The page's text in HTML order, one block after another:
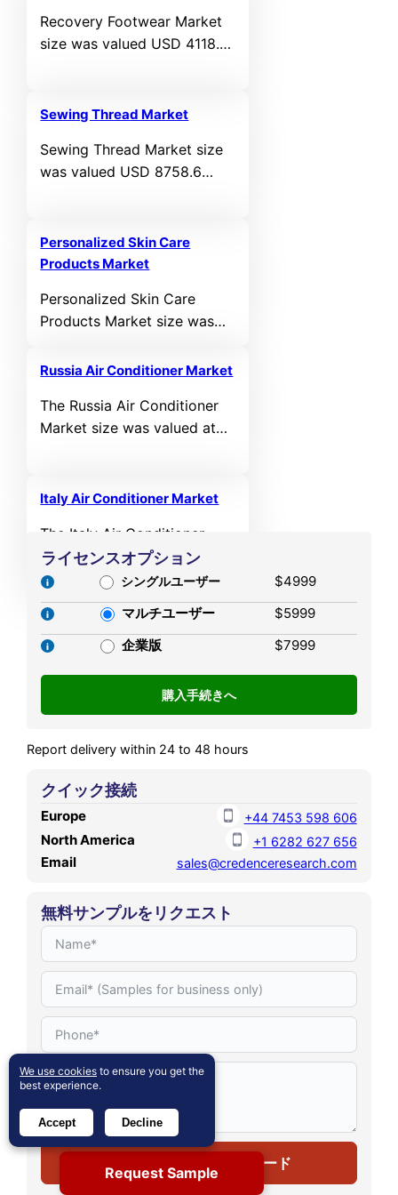
during the forecast period.
Recovery Footwear Market
size was valued USD 4118.6
6862.48 million by 2032, at
forecast period.
Sewing Thread Market
Sewing Thread Market size
was valued USD 8758.6
12266.18 million by 2032, at
a CAGR of 4.3% during the
Personalized Skin Care
Products Market
Personalized Skin Care
Products Market size was
in 2024 and is anticipated to
by 2032, at a CAGR of
7.89% during the forecast
Russia Air Conditioner Market
The Russia Air Conditioner
Market size was valued at
MN in 2025. It is anticipated
of 4.8% from 2025 to 2032.
Italy Air Conditioner Market
The Italy Air Conditioner
Market size was valued at
USD 2,329.47 MN in 2021
and reached USD 2,812.26
MN in 2025. It is anticipated
to reach USD 3,992.62 MN
of 5.13% from 2025 to 2032.
ライセンスオプション
シングルユーザー
$4999
マルチユーザー
$5999
企業版
$7999
Report delivery within 24 to 48 hours
クイック接続
Europe +44 7453 598 606
North America +1 6282 627 656
Email sales@credenceresearch.com
無料サンプルをリクエスト
無料サンプルをダウンロード
Request Sample
We use cookies to ensure you get the
best experience.
Accept Decline